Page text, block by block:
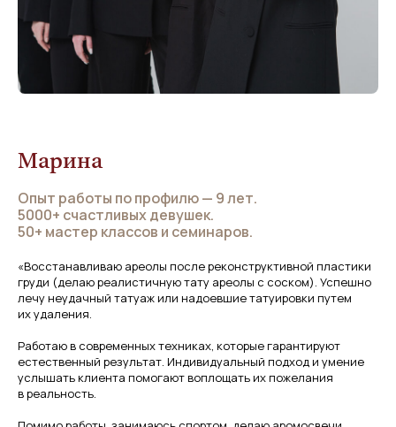
Марина
Опыт работы по профилю — 9 лет.
5000+ счастливых девушек.
50+ мастер классов и семинаров.
«Восстанавливаю ареолы после реконструктивной пластики
груди (делаю реалистичную тату ареолы с соском). Успешно
лечу неудачный татуаж или надоевшие татуировки путем
их удаления.
Работаю в современных техниках, которые гарантируют
естественный результат. Индивидуальный подход и умение
услышать клиента помогают воплощать их пожелания
в реальность.